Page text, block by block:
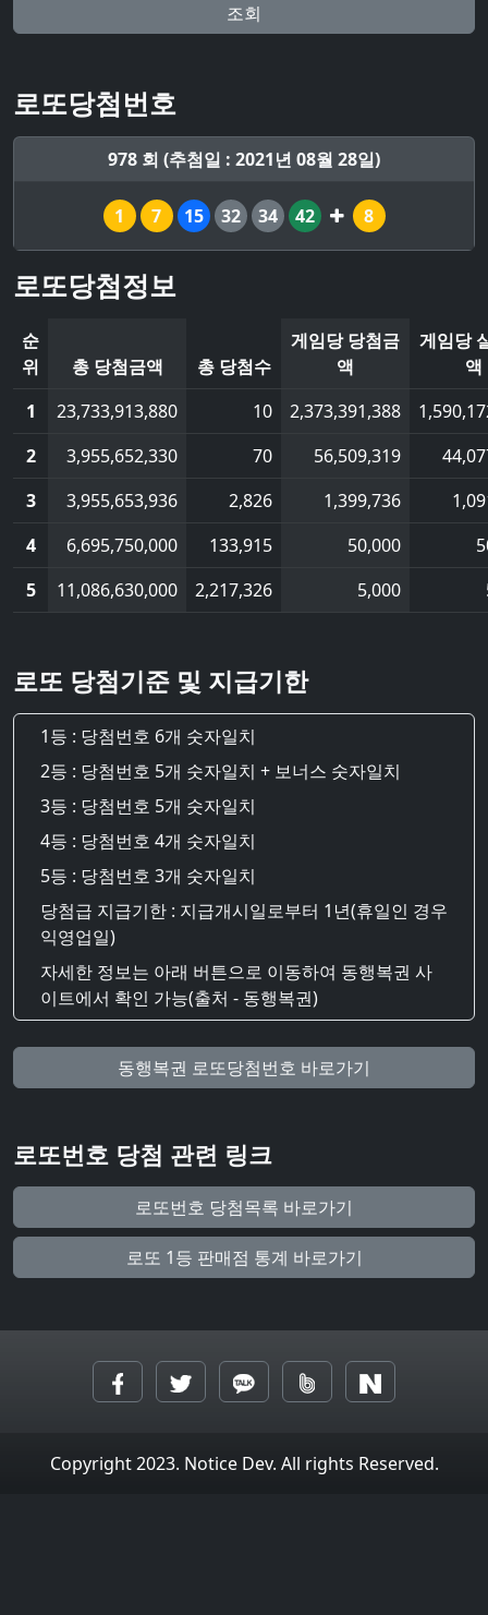
조회
로또당첨번호
978 회 (추첨일 : 2021년 08월 28일)
1 7 15 32 34 42 8
로또당첨정보
순
위
총 당첨금액 총 당첨수
게임당 당첨금
액
게임당
액
1
23,733,913,880 10 2,373,391,388
2
3,955,652,330 70 56,509,319
3
3,955,653,936 2,826 1,399,736
4
6,695,750,000 133,915 50,000
5
11,086,630,000 2,217,326 5,000
로또 당첨기준 및 지급기한
1등 : 당첨번호 6개 숫자일치
2등 : 당첨번호 5개 숫자일치 + 보너스 숫자일치
3등 : 당첨번호 5개 숫자일치
4등 : 당첨번호 4개 숫자일치
5등 : 당첨번호 3개 숫자일치
당첨급 지급기한 : 지급개시일로부터 1년(휴일인 경우
익영업일)
자세한 정보는 아래 버튼으로 이동하여 동행복권 사
이트에서 확인 가능(출처 - 동행복권)
동행복권 로또당첨번호 바로가기
로또번호 당첨 관련 링크
로또번호 당첨목록 바로가기
로또 1등 판매점 통계 바로가기
Copyright 2023. Notice Dev. All rights Reserved.